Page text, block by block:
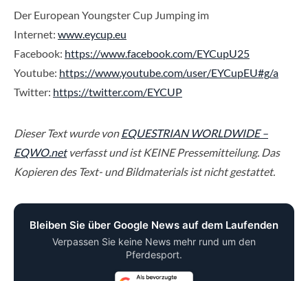
Der European Youngster Cup Jumping im
Internet: www.eycup.eu
Facebook: https://www.facebook.com/EYCupU25
Youtube: https://www.youtube.com/user/EYCupEU#g/a
Twitter: https://twitter.com/EYCUP
Dieser Text wurde von EQUESTRIAN WORLDWIDE –
EQWO.netverfasst und ist KEINE Pressemitteilung. Das
Kopieren des Text- und Bildmaterials ist nicht gestattet.
Bleiben Sie über Google News auf dem Laufenden
Verpassen Sie keine News mehr rund um den
Pferdesport.